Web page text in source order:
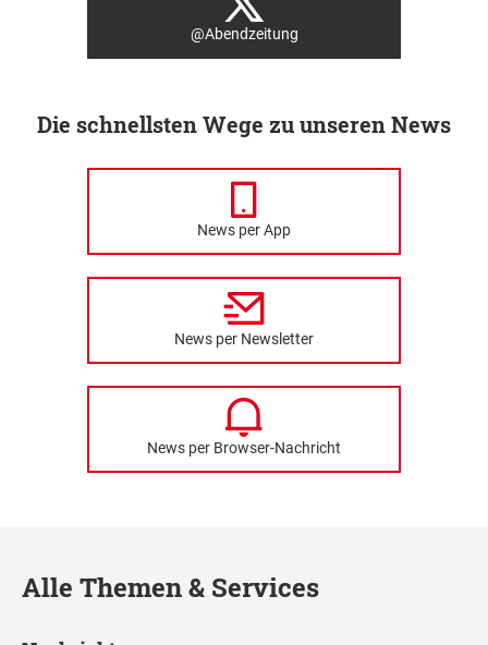
@Abendzeitung
Die schnellsten Wege zu unseren News
News per App
News per Newsletter
News per Browser-Nachricht
Alle Themen & Services